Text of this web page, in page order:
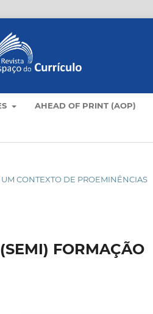
AHEAD OF PRINT (AOP)
CONTEXTO DE PROEMINÊNCIAS
FORMAÇÃO